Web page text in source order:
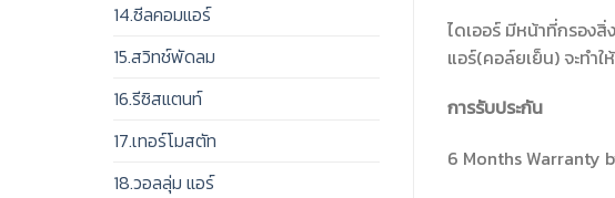
14.ซีลคอมแอร์
15.สวิทช์พัดลม
16.รีซิสแตนท์
17.เทอร์โมสตัท
18.วอลลุ่ม แอร์
ไดเออร์ มีหน้าที่กรอง
แอร์(คอล์ยเย็น) จะทำ
การรับประกัน
6 Months Warranty